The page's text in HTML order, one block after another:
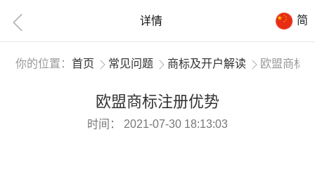
详情 简
你的位置：首页 常见问题 商标及开户解读 欧盟商标
欧盟商标注册优势
时间： 2021-07-30 18:13:03